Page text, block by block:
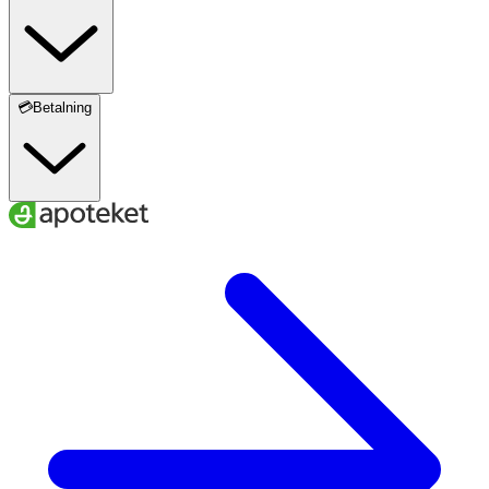
Nypon
Phytodroitin
134 mg 201 mg
20,1 mg
varav sanguin H6
💳Betalning